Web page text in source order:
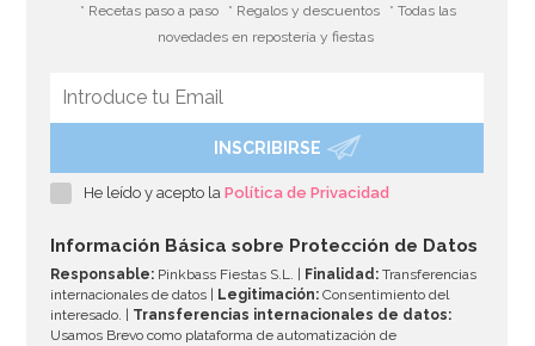
* Recetas paso a paso * Regalos y descuentos
* Todas las
novedades en repostería y fiestas
INSCRIBIRSE
He leído y acepto laPolítica de Privacidad
Información Básica sobre Protección de Datos
Responsable: Pinkbass Fiestas S.L. | Finalidad: Transferencias
internacionales de datos | Legitimación: Consentimiento del
interesado. | Transferencias internacionales de datos:
Usamos Brevo como plataforma de automatización de